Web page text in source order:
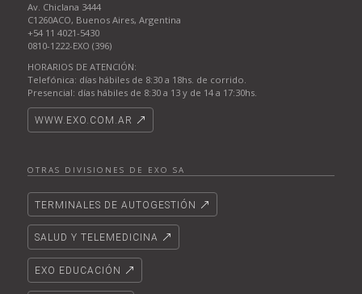
Av. Chiclana 3444
C1260ACO, Buenos Aires, Argentina
+54 11 4021-5430
0810-1222-EXO (396)
HORARIOS DE ATENCIÓN:
Telefónica: días hábiles de 8:30 a 18hs. de corrido.
Presencial: días hábiles de 8:30 a 13 y de 14 a 17:30hs.
WWW.EXO.COM.AR
OTRAS DIVISIONES DE EXO SA
TERMINALES DE AUTOGESTIÓN
SALUD Y TELEMEDICINA
EXO EDUCACIÓN